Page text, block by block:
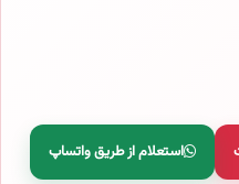
استعلام از طریق واتساپ